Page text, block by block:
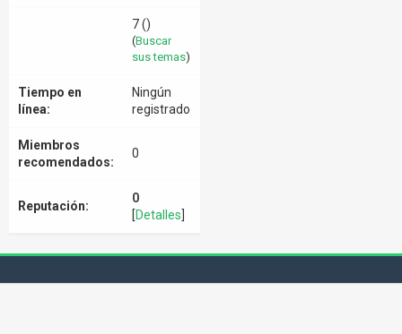
7 ()
(Buscar
sus temas)
Tiempo en
línea:
Ningún
registrado
Miembros
recomendados:
0
Reputación:
0
[Detalles